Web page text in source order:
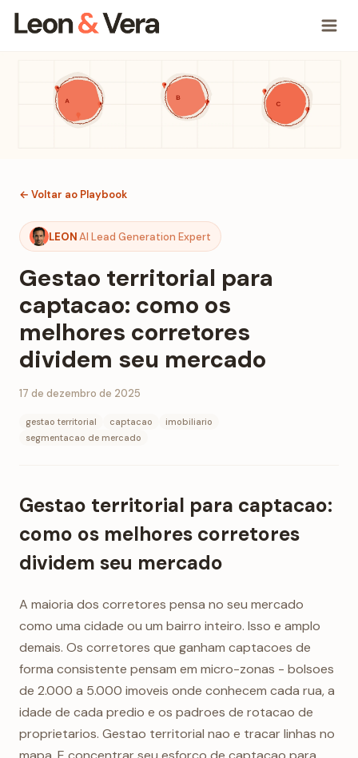
← Voltar ao Playbook
LEONAI Lead Generation Expert
Gestao territorial para
captacao: como os
melhores corretores
dividem seu mercado
17 de dezembro de 2025
gestao territorial captacao
imobiliario
segmentacao de mercado
Gestao territorial para captacao:
como os melhores corretores
dividem seu mercado
A maioria dos corretores pensa no seu mercado
como uma cidade ou um bairro inteiro. Isso e amplo
demais. Os corretores que ganham captacoes de
forma consistente pensam em micro-zonas - bolsoes
de 2.000 a 5.000 imoveis onde conhecem cada rua, a
idade de cada predio e os padroes de rotacao de
proprietarios. Gestao territorial nao e tracar linhas no